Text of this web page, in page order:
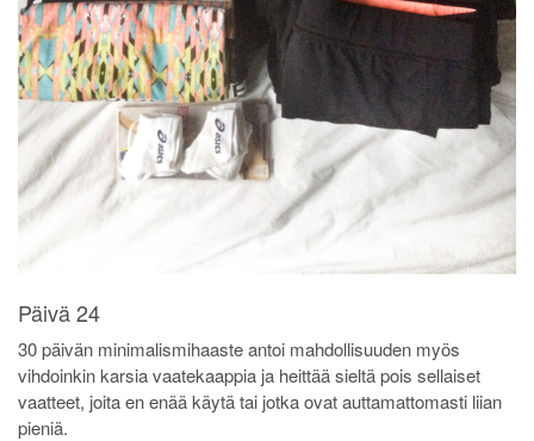
Päivä 24
30 päivän minimalismihaaste antoi mahdollisuuden myös
vihdoinkin karsia vaatekaappia ja heittää sieltä pois sellaiset
vaatteet, joita en enää käytä tai jotka ovat auttamattomasti liian
pieniä.